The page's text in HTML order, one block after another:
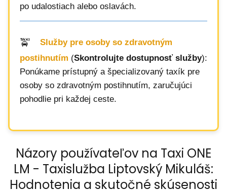
po udalostiach alebo oslavách.
Služby pre osoby so zdravotným
postihnutím (Skontrolujte dostupnosť služby):
Ponúkame prístupný a špecializovaný taxík pre
osoby so zdravotným postihnutím, zaručujúci
pohodlie pri každej ceste.
Názory používateľov na Taxi ONE
LM - Taxislužba Liptovský Mikuláš:
Hodnotenia a skutočné skúsenosti